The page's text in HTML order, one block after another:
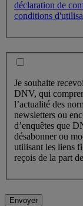
déclaration de
conditions
Je souhaite
DNV, qui
l’actualité des
newsletters ou
d’enquêtes que
désabonner ou
utilisant les liens
reçois de la part
Envoyer